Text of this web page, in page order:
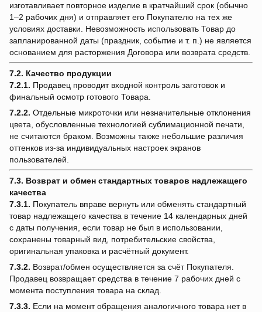
изготавливает повторное изделие в кратчайший срок (обычно
1–2 рабочих дня) и отправляет его Покупателю на тех же
условиях доставки. Невозможность использовать Товар до
запланированной даты (праздник, событие и т. п.) не является
основанием для расторжения Договора или возврата средств.
7.2. Качество продукции
7.2.1. Продавец проводит входной контроль заготовок и
финальный осмотр готового Товара.
7.2.2. Отдельные микроточки или незначительные отклонения
цвета, обусловленные технологией сублимационной печати,
не считаются браком. Возможны также небольшие различия
оттенков из-за индивидуальных настроек экранов
пользователей.
7.3. Возврат и обмен стандартных товаров надлежащего
качества
7.3.1. Покупатель вправе вернуть или обменять стандартный
товар надлежащего качества в течение 14 календарных дней
с даты получения, если товар не был в использовании,
сохранены товарный вид, потребительские свойства,
оригинальная упаковка и расчётный документ.
7.3.2. Возврат/обмен осуществляется за счёт Покупателя.
Продавец возвращает средства в течение 7 рабочих дней с
момента поступления товара на склад.
7.3.3. Если на момент обращения аналогичного товара нет в